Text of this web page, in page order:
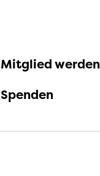
Mitglied werden
Spenden